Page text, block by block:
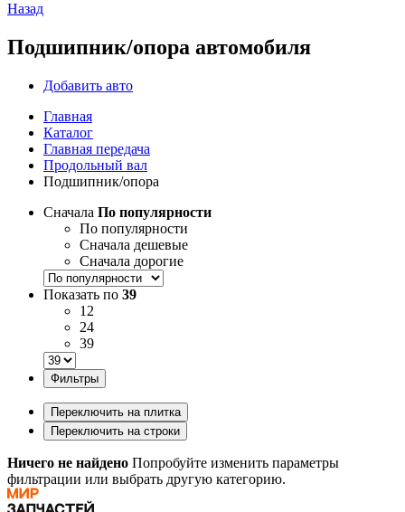
Назад
Подшипник/опора автомобиля
Добавить авто
Главная
Каталог
Главная передача
Продольный вал
Подшипник/опора
Сначала По популярности
По популярности
Сначала дешевые
Сначала дорогие
Показать по 39
12
24
39
Фильтры
Переключить на плитка
Переключить на строки
Ничего не найдено Попробуйте изменить параметры
фильтрации или выбрать другую категорию.